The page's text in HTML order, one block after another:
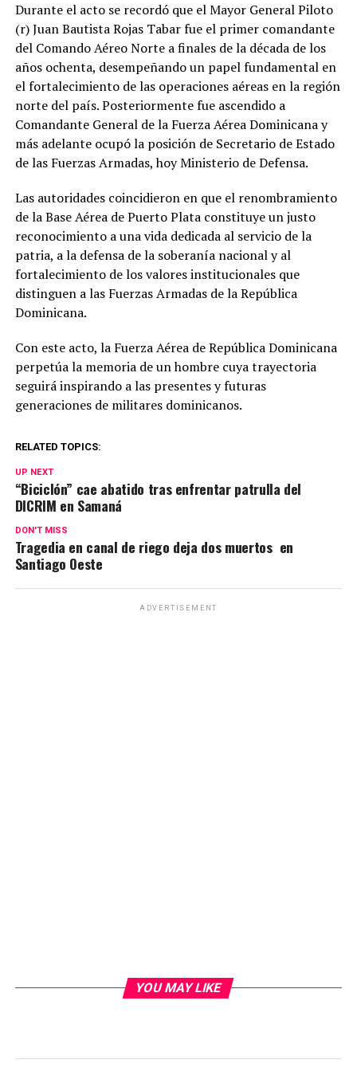
Durante el acto se recordó que el Mayor General Piloto
(r) Juan Bautista Rojas Tabar fue el primer comandante
del Comando Aéreo Norte a finales de la década de los
años ochenta, desempeñando un papel fundamental en
el fortalecimiento de las operaciones aéreas en la región
norte del país. Posteriormente fue ascendido a
Comandante General de la Fuerza Aérea Dominicana y
más adelante ocupó la posición de Secretario de Estado
de las Fuerzas Armadas, hoy Ministerio de Defensa.
Las autoridades coincidieron en que el renombramiento
de la Base Aérea de Puerto Plata constituye un justo
reconocimiento a una vida dedicada al servicio de la
patria, a la defensa de la soberanía nacional y al
fortalecimiento de los valores institucionales que
distinguen a las Fuerzas Armadas de la República
Dominicana.
Con este acto, la Fuerza Aérea de República Dominicana
perpetúa la memoria de un hombre cuya trayectoria
seguirá inspirando a las presentes y futuras
generaciones de militares dominicanos.
RELATED TOPICS:
UP NEXT
“Biciclón” cae abatido tras enfrentar patrulla del
DICRIM en Samaná
DON'T MISS
Tragedia en canal de riego deja dos muertos en
Santiago Oeste
ADVERTISEMENT
YOU MAY LIKE